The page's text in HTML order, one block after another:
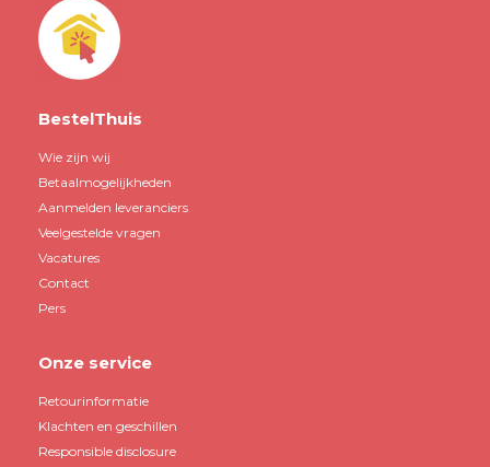
BestelThuis
Wie zijn wij
Betaalmogelijkheden
Aanmelden leveranciers
Veelgestelde vragen
Vacatures
Contact
Pers
Onze service
Retourinformatie
Klachten en geschillen
Responsible disclosure